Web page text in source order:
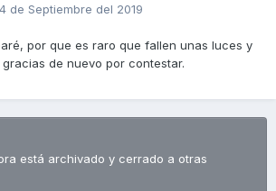
de Septiembre del 2019
por que es raro que fallen unas luces y
de nuevo por contestar.
está archivado y cerrado a otras